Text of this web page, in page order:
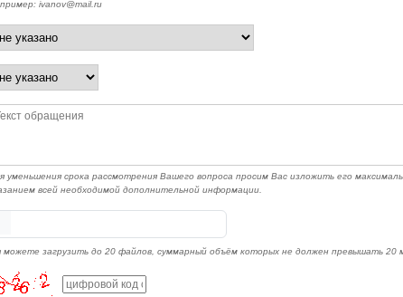
ivanov@mail.ru
уменьшения срока рассмотрения Вашего вопроса просим Вас изложить его
всей необходимой дополнительной информации.
можете загрузить до 20 файлов, суммарный объём которых не должен превышать 20